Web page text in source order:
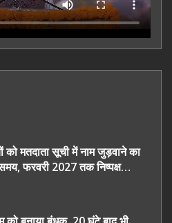
को मतदाता सूची में नाम जुड़वाने का
समय, फरवरी 2027 तक निष्पक्ष